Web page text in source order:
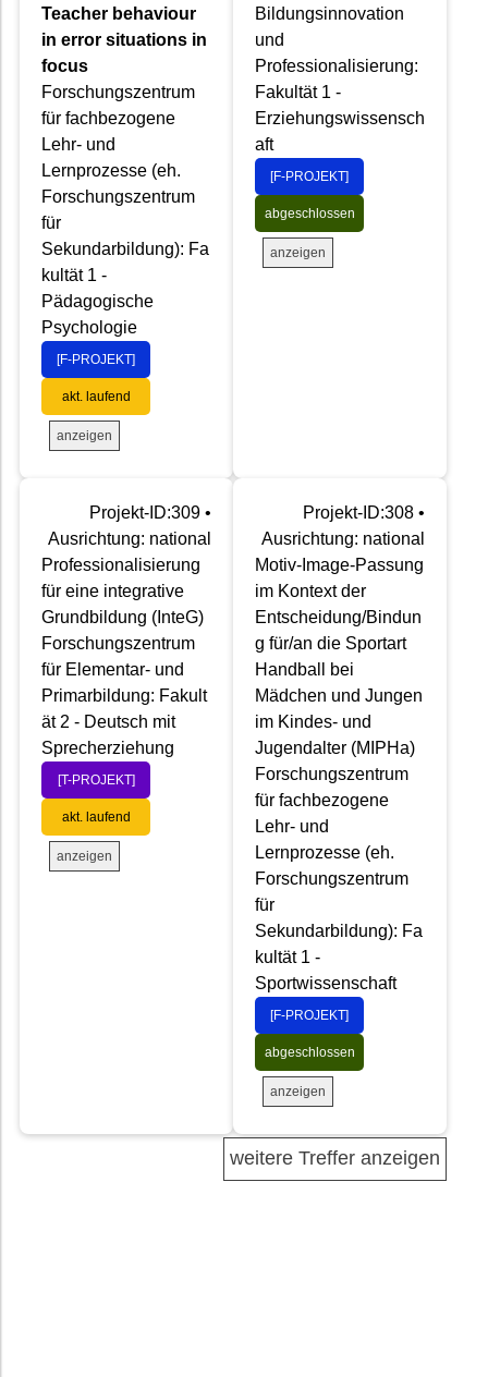
Teacher behaviour
in error situations in
focus
Forschungszentrum
für fachbezogene
Lehr- und
Lernprozesse (eh.
Forschungszentrum
für
Sekundarbildung): Fa
kultät 1 -
Pädagogische
Psychologie
[F-PROJEKT]
akt. laufend
anzeigen
Bildungsinnovation
und
Professionalisierung:
Fakultät 1 -
Erziehungswissensch
aft
[F-PROJEKT]
abgeschlossen
anzeigen
Projekt-ID:309 •
Ausrichtung: national
Professionalisierung
für eine integrative
Grundbildung (InteG)
Forschungszentrum
für Elementar- und
Primarbildung: Fakult
ät 2 - Deutsch mit
Sprecherziehung
[T-PROJEKT]
akt. laufend
anzeigen
Projekt-ID:308 •
Ausrichtung: national
Motiv-Image-Passung
im Kontext der
Entscheidung/Bindun
g für/an die Sportart
Handball bei
Mädchen und Jungen
im Kindes- und
Jugendalter (MIPHa)
Forschungszentrum
für fachbezogene
Lehr- und
Lernprozesse (eh.
Forschungszentrum
für
Sekundarbildung): Fa
kultät 1 -
Sportwissenschaft
[F-PROJEKT]
abgeschlossen
anzeigen